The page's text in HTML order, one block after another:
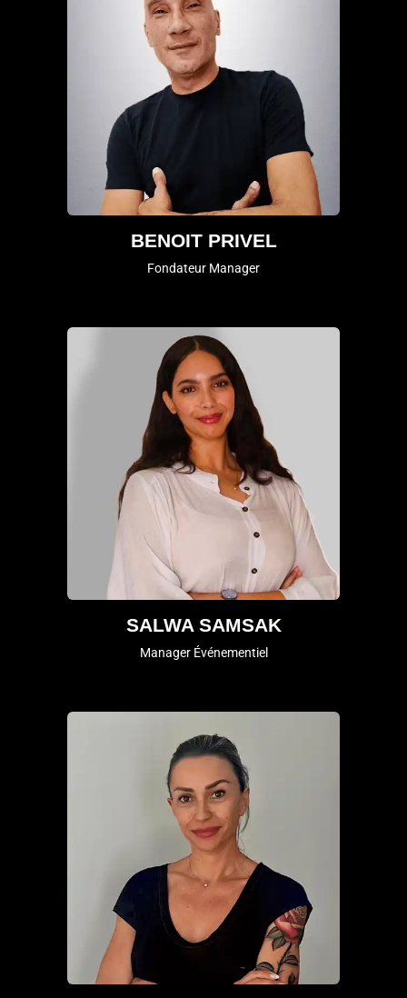
BENOIT PRIVEL
Fondateur Manager
SALWA SAMSAK
Manager Événementiel